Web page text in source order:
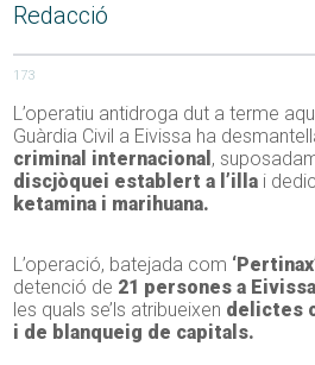
Redacció
173
L’operatiu antidroga dut a terme
Guàrdia Civil a Eivissa ha
criminal internacional ,
discjòquei establert a l’illa i
ketamina i marihuana.
L’operació, batejada com
detenció de 21 persones a
les quals se’ls atribueixen delictes
i de blanqueig de capitals.